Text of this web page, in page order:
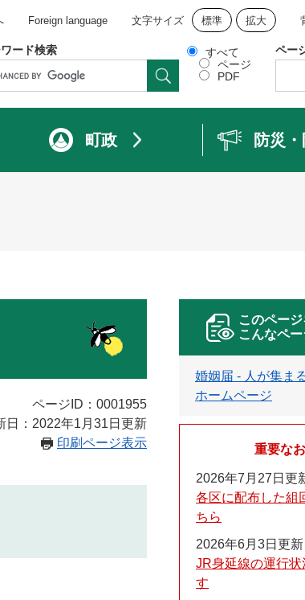
Foreign language 文字サイズ 標準 拡大
ード検索
すべて
ページ
PDF
ペー
町政 防災
ページID：0001955
日：2022年1月31日更新
印刷ページ表示
このペー
こんなペ
婚姻届 - 人が集ま
ホームページ
重要な
2026年7月27日更
各区に配布した組
ちら
2026年6月3日更新
JR身延線の運行状
す